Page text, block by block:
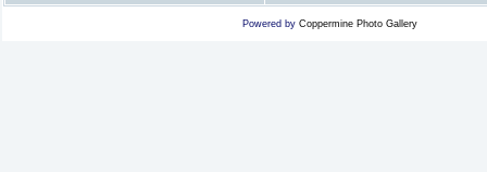
Powered by Coppermine Photo Gallery